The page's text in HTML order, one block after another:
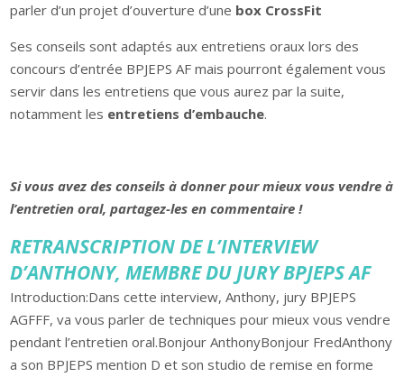
parler d’un projet d’ouverture d’une box CrossFit
Ses conseils sont adaptés aux entretiens oraux lors des
concours d’entrée BPJEPS AF mais pourront également vous
servir dans les entretiens que vous aurez par la suite,
notamment les entretiens d’embauche.
Si vous avez des conseils à donner pour mieux vous vendre à
l’entretien oral, partagez-les en commentaire !
RETRANSCRIPTION DE L’INTERVIEW
D’ANTHONY, MEMBRE DU JURY BPJEPS AF
Introduction:Dans cette interview, Anthony, jury BPJEPS
AGFFF, va vous parler de techniques pour mieux vous vendre
pendant l’entretien oral.Bonjour AnthonyBonjour FredAnthony
a son BPJEPS mention D et son studio de remise en forme